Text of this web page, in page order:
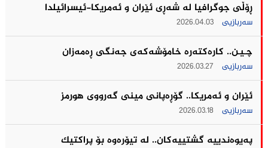
ڕۆڵی جوگرافیا لە شەڕی ئێران و ئەمریکا-ئیسرائیلدا
سەربازیی 2026.04.03
چـیـن.. كاره‌كته‌ره‌ خامۆشه‌كه‌ی جه‌نگى ڕه‌مه‌زان
سەربازیی 2026.03.27
ئێران و ئه‌مریكا.. گۆڕەپانی مینی گه‌رووی هورمز
سەربازیی 2026.03.18
په‌یوه‌ندییه‌ گشتییه‌كان.. له‌ تیۆره‌وه‌ بۆ پراكتیك